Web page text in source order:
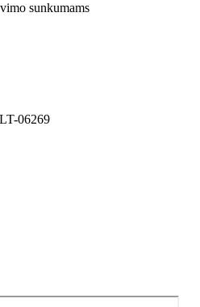
sunkumams
06269